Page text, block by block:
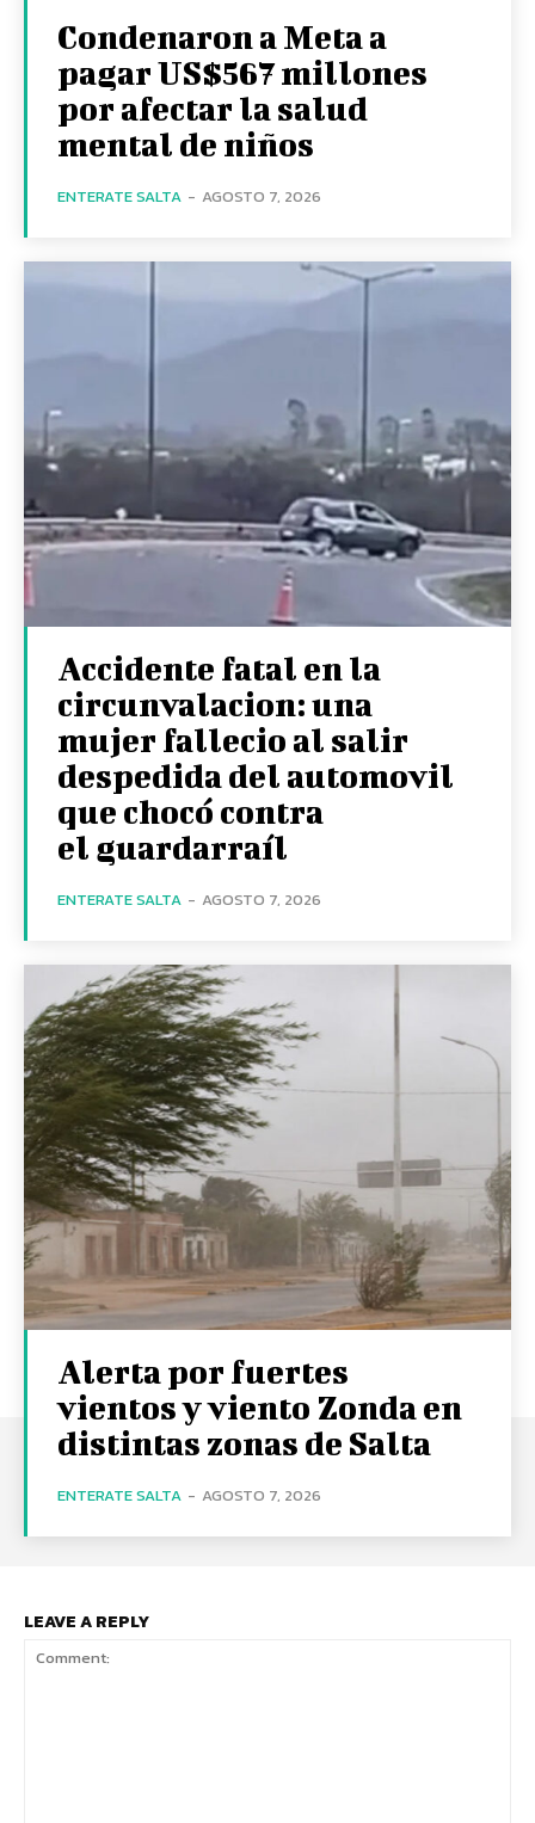
Condenaron a Meta a
pagar US$567 millones
por afectar la salud
mental de niños
ENTERATE SALTA - AGOSTO 7, 2026
Accidente fatal en la
circunvalacion: una
mujer fallecio al salir
despedida del automovil
que chocó contra
el guardarraíl
ENTERATE SALTA - AGOSTO 7, 2026
Alerta por fuertes
vientos y viento Zonda en
distintas zonas de Salta
ENTERATE SALTA - AGOSTO 7, 2026
LEAVE A REPLY